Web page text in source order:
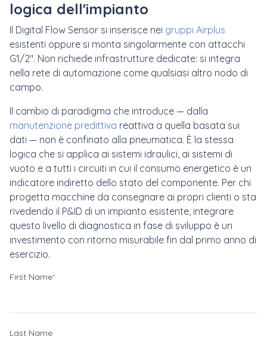
logica dell'impianto
Il Digital Flow Sensor si inserisce nei gruppi Airplus
esistenti oppure si monta singolarmente con attacchi
G1/2". Non richiede infrastrutture dedicate: si integra
nella rete di automazione come qualsiasi altro nodo di
campo.
Il cambio di paradigma che introduce — dalla
manutenzione predittiva reattiva a quella basata sui
dati — non è confinato alla pneumatica. È la stessa
logica che si applica ai sistemi idraulici, ai sistemi di
vuoto e a tutti i circuiti in cui il consumo energetico è un
indicatore indiretto dello stato del componente. Per chi
progetta macchine da consegnare ai propri clienti o sta
rivedendo il P&ID di un impianto esistente, integrare
questo livello di diagnostica in fase di sviluppo è un
investimento con ritorno misurabile fin dal primo anno di
esercizio.
First Name*
Last Name